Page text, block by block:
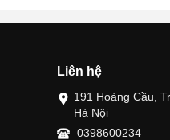
Liên hệ
191 Hoàng Cầu,
Hà Nội
0398600234